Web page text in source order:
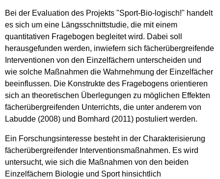
Bei der Evaluation des Projekts "Sport-Bio-logisch!" handelt
es sich um eine Längsschnittstudie, die mit einem
quantitativen Fragebogen begleitet wird. Dabei soll
herausgefunden werden, inwiefern sich fächerübergreifende
Interventionen von den Einzelfächern unterscheiden und
wie solche Maßnahmen die Wahrnehmung der Einzelfächer
beeinflussen. Die Konstrukte des Fragebogens orientieren
sich an theoretischen Überlegungen zu möglichen Effekten
fächerübergreifenden Unterrichts, die unter anderem von
Labudde (2008) und Bomhard (2011) postuliert werden.
Ein Forschungsinteresse besteht in der Charakterisierung
fächerübergreifender Interventionsmaßnahmen. Es wird
untersucht, wie sich die Maßnahmen von den beiden
Einzelfächern Biologie und Sport hinsichtlich